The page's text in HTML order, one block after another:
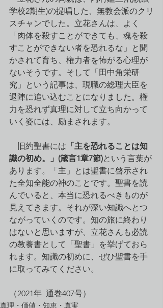
学校2期生)の提唱した、無教会派のクリ
スチャンでした。立花さんは、よく
「肉体を殺すことができても、魂を殺
すことができない者を恐れるな」と聞
かされて育ち、権力者を怖がる心理が
ないそうです。そして「田中角栄研
究」という記事は、現職の総理大臣を
退陣に追い込むことになりました。権
力を恐れず真理に対して立ち向かって
いく姿には、励まされます。
旧約聖書には 「主を恐れることは知
識の初め。」(箴言1章7節)という言葉が
あります。「主」とは聖書に啓示され
た全知全能の神のことです。聖書を読
んでいると、本当に恐れるべきものが
見えてきます。それが深い知識へとつ
ながっていくのです。知の旅に終わり
はないと思いますが、立花さんも必読
の教養書として「聖書」を挙げておら
れます。知識の初めに、ぜひ聖書を手
に取ってみてください。
（2021年  通巻407号）
真理・価値・知恵・真実